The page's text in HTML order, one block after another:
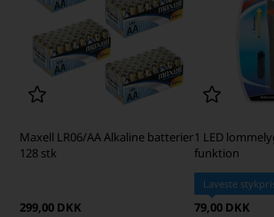
Maxell LR06/AA Alkaline batterier
128 stk
299,00 DKK
1 LED
funktion
Laveste
79,00 DKK